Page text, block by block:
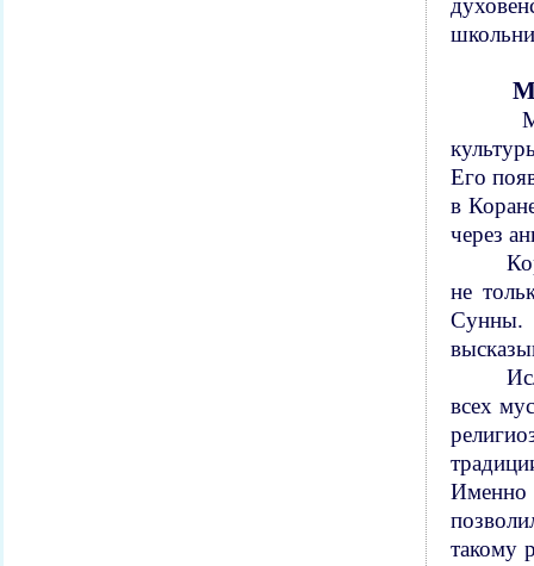
Его
в
через
не
Сунны.
всех
Именно
такому